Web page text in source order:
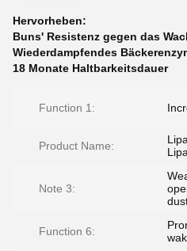
Hervorheben:
Buns' Resistenz gegen das
Wiederdampfendes
18 Monate Haltbarkeitsdauer
Function 1:
Product Name:
Note 3:
Function 6: